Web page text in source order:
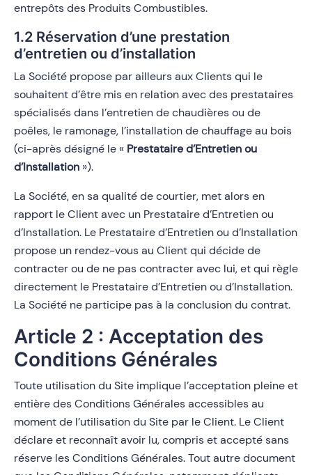
entrepôts des Produits Combustibles.
1.2 Réservation d’une prestation
d’entretien ou d’installation
La Société propose par ailleurs aux Clients qui le
souhaitent d’être mis en relation avec des prestataires
spécialisés dans l’entretien de chaudières ou de
poêles, le ramonage, l’installation de chauffage au bois
(ci-après désigné le « Prestataire d’Entretienou
d’Installation »).
La Société, en sa qualité de courtier, met alors en
rapport le Client avec un Prestataire d’Entretien ou
d’Installation. Le Prestataire d’Entretien ou d’Installation
propose un rendez-vous au Client qui décide de
contracter ou de ne pas contracter avec lui, et qui règle
directement le Prestataire d’Entretien ou d’Installation.
La Société ne participe pas à la conclusion du contrat.
Article 2 : Acceptation des
Conditions Générales
Toute utilisation du Site implique l’acceptation pleine et
entière des Conditions Générales accessibles au
moment de l’utilisation du Site par le Client. Le Client
déclare et reconnaît avoir lu, compris et accepté sans
réserve les Conditions Générales. Tout autre document